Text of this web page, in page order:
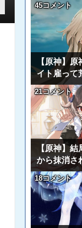
45コメント
【原神】
イト雇って
21コメント
【原神】
から抹消さ
18コメント